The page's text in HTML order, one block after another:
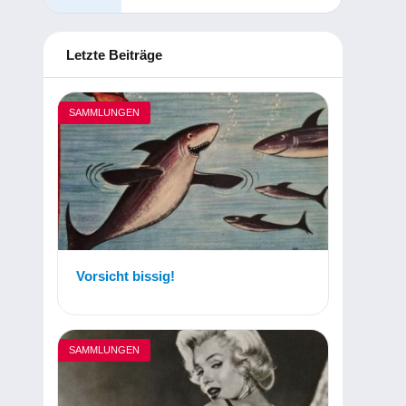
Letzte Beiträge
SAMMLUNGEN
Vorsicht bissig!
SAMMLUNGEN